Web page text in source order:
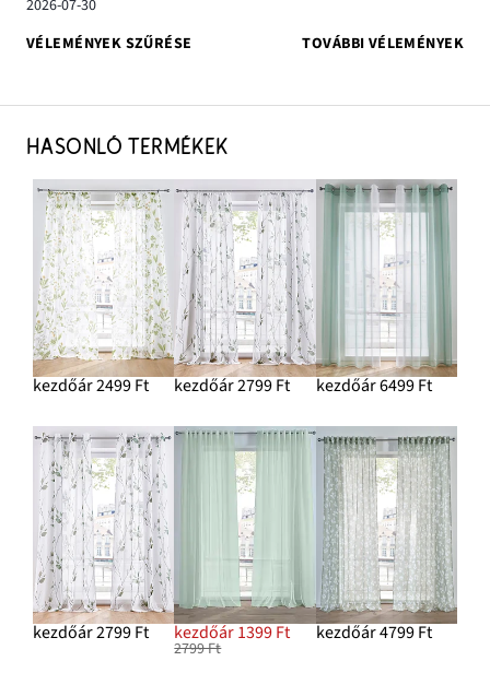
2026-07-30
VÉLEMÉNYEK SZŰRÉSE
TOVÁBBI VÉLEMÉNYEK
HASONLÓ TERMÉKEK
kezdőár 2499 Ft kezdőár 2799 Ft kezdőár 6499 Ft
kezdőár 2799 Ft kezdőár 1399 Ft
2799 Ft
kezdőár 4799 Ft